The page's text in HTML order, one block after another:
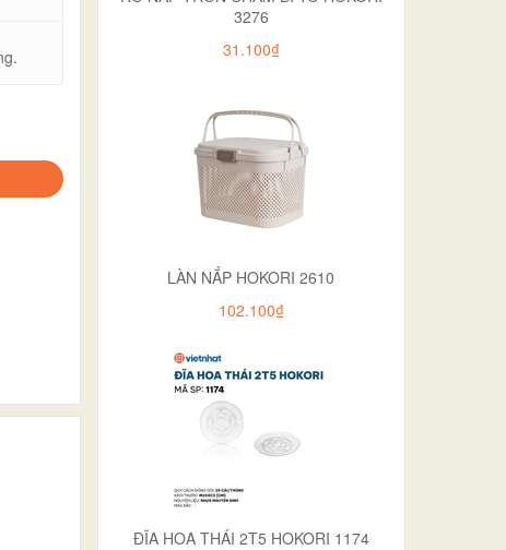
3276
31.100₫
LÀN NẮP HOKORI 2610
102.100₫
ĐĨA HOA THÁI 2T5 HOKORI 1174